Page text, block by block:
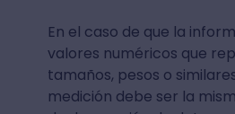
En el caso de que la
valores numéricos que
tamaños, pesos o
medición debe ser la